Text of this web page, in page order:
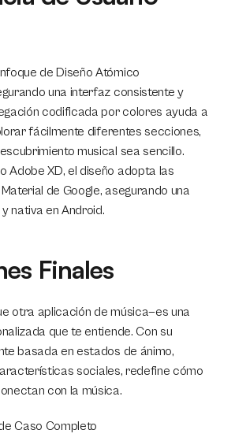
de Diseño Atómico
una interfaz consistente y
codificada por colores ayuda a
fácilmente diferentes secciones,
musical sea sencillo.
Adobe XD, el diseño adopta las
de Google, asegurando una
nativa en Android.
Finales
otra aplicación de música—es una
que te entiende. Con su
basada en estados de ánimo,
sociales, redefine cómo
con la música.
Caso Completo